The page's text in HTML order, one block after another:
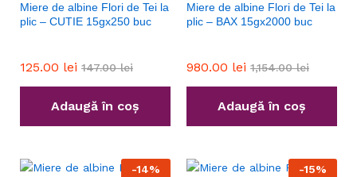
Miere de albine Flori de Tei la
plic – CUTIE 15gx250 buc
125.00 lei 147.00lei
Adaugă în coș
Miere de albine Flori de Tei la
plic – BAX 15gx2000 buc
980.00 lei 1,154.00lei
Adaugă în coș
-14% -15%